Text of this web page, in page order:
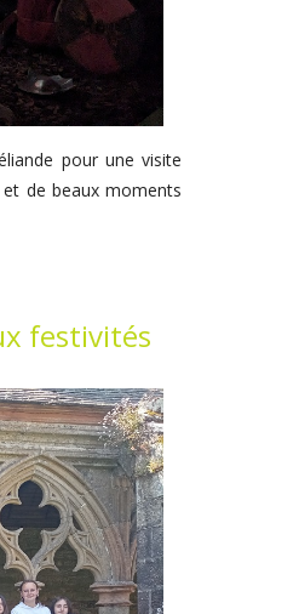
pour une visite
de beaux moments
festivités